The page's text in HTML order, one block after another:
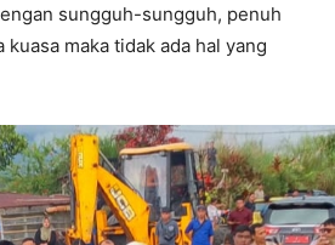
sungguh-sungguh, penuh
maka tidak ada hal yang